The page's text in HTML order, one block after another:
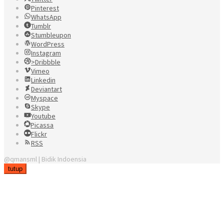
Pinterest
WhatsApp
Tumblr
Stumbleupon
WordPress
Instagram
>Dribbble
Vimeo
Linkedin
Deviantart
Myspace
Skype
Youtube
Picassa
Flickr
RSS
@qmansml | Bidik Indoensia
tutup